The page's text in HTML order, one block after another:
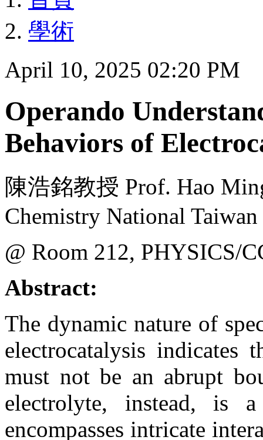
學術
April 10, 2025 02:20 PM
Operando
Behaviors of
陳浩銘教授 Prof. Hao
Chemistry National
@ Room 212, PHYSICS/
Abstract:
The dynamic nature of
electrocatalysis indicates
must not be an abrupt
electrolyte, instead, is
encompasses intricate